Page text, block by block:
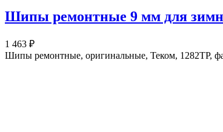
Шипы ремонтные 9 мм для
1 463 ₽
Шипы ремонтные, оригинальные, Теком, 1282ТР,